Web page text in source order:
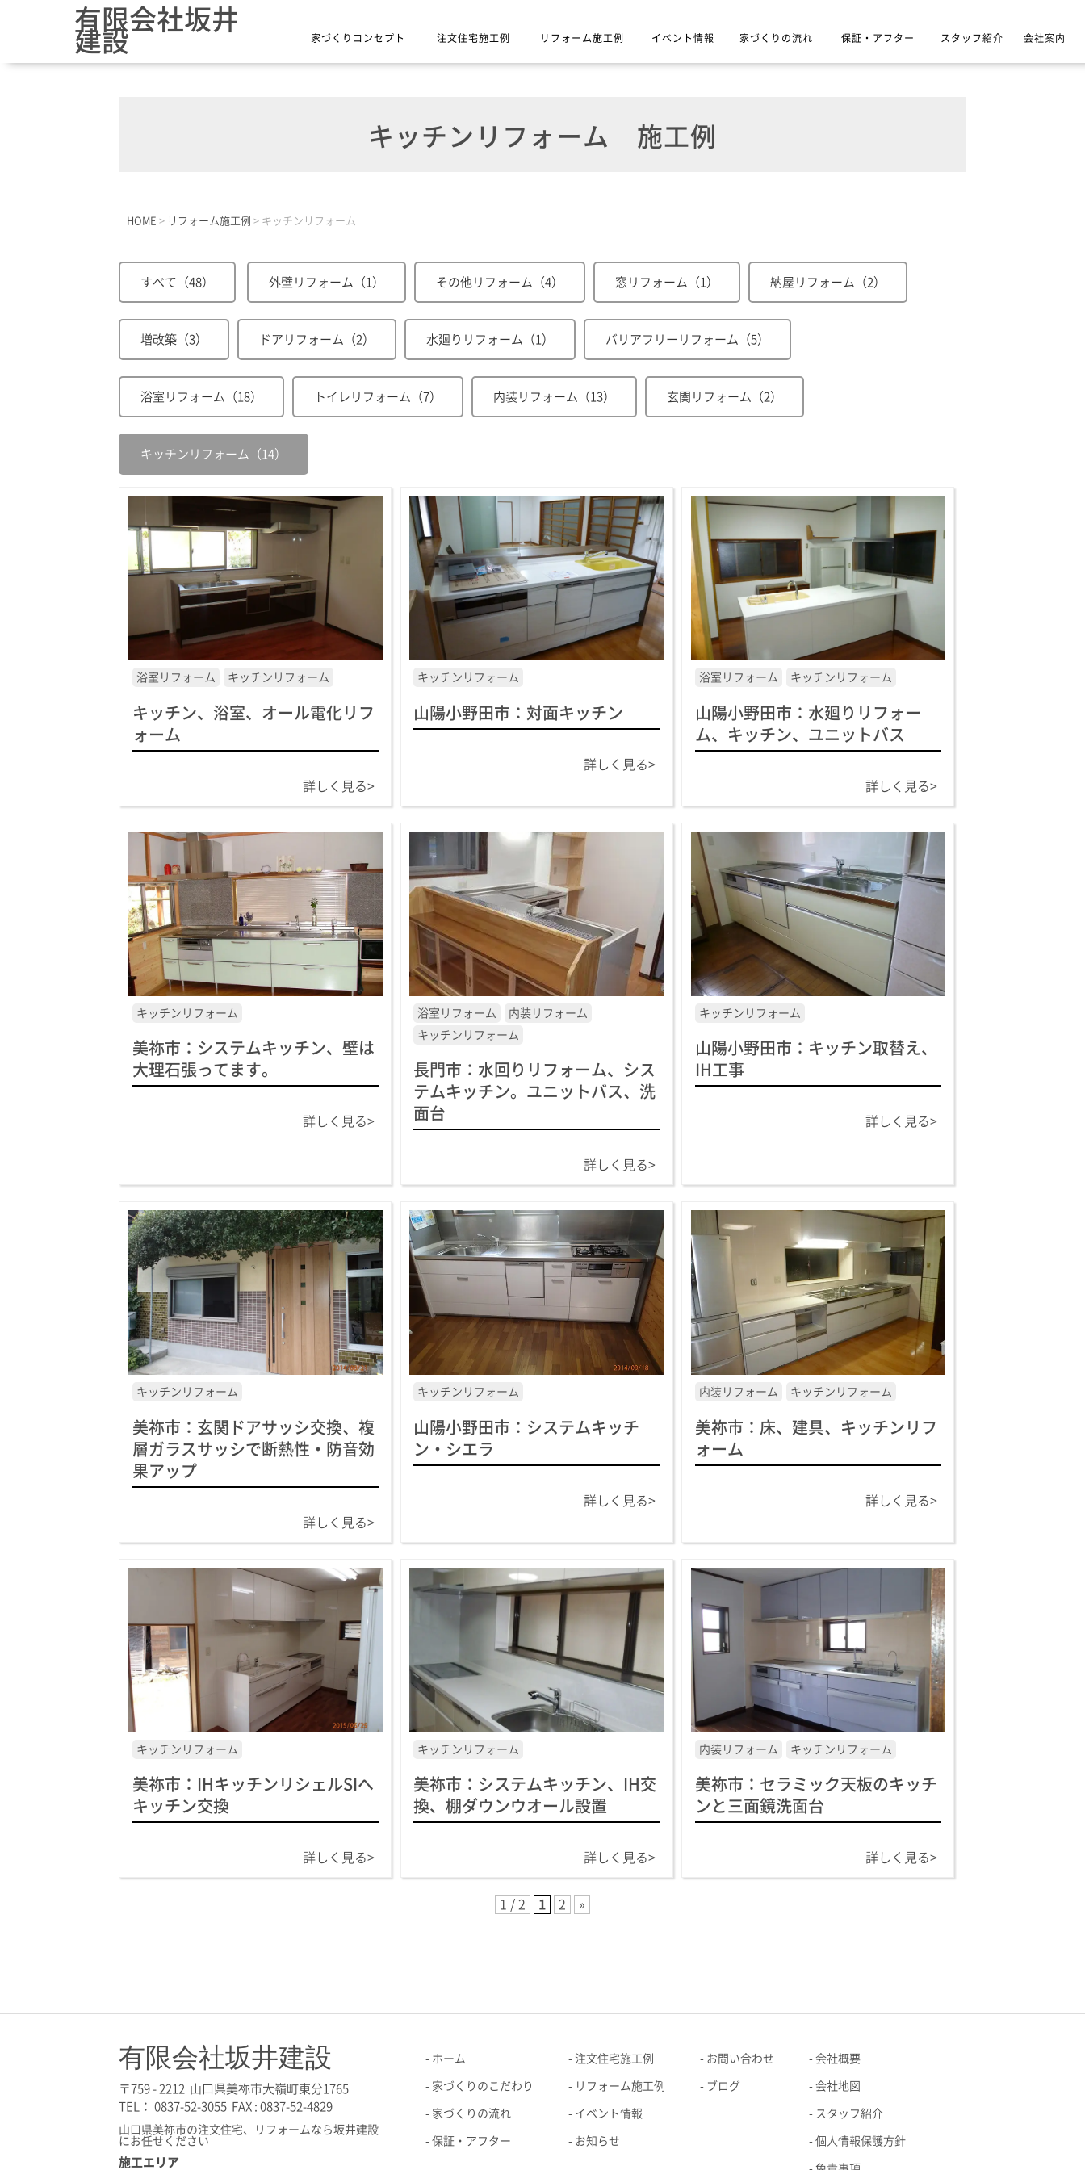
有限会社坂井
建設 家づくりコンセプト 注文住宅施工例 リフォーム施工例 イベント情報 家づくりの流れ 保証・アフター スタッフ紹介 会社案内
キッチンリフォーム 施工例
HOME > リフォーム施工例 > キッチンリフォーム
すべて（48） 外壁リフォーム（1） その他リフォーム（4） 窓リフォーム（1） 納屋リフォーム（2）
増改築（3） ドアリフォーム（2） 水廻りリフォーム（1） バリアフリーリフォーム（5）
浴室リフォーム（18） トイレリフォーム（7） 内装リフォーム（13） 玄関リフォーム（2）
キッチンリフォーム（14）
浴室リフォーム キッチンリフォーム
キッチン、浴室、オール電化リフ
ォーム
詳しく見る>
キッチンリフォーム
山陽小野田市：対面キッチン
詳しく見る>
浴室リフォーム キッチンリフォーム
山陽小野田市：水廻りリフォー
ム、キッチン、ユニットバス
詳しく見る>
キッチンリフォーム
美祢市：システムキッチン、壁は
大理石張ってます。
詳しく見る>
浴室リフォーム
内装リフォーム
キッチンリフォーム
長門市：水回りリフォーム、シス
テムキッチン。ユニットバス、洗
面台
詳しく見る>
キッチンリフォーム
山陽小野田市：キッチン取替え、
IH工事
詳しく見る>
キッチンリフォーム
美祢市：玄関ドアサッシ交換、複
層ガラスサッシで断熱性・防音効
果アップ
詳しく見る>
キッチンリフォーム
山陽小野田市：システムキッチ
ン・シエラ
詳しく見る>
内装リフォーム キッチンリフォーム
美祢市：床、建具、キッチンリフ
ォーム
詳しく見る>
キッチンリフォーム
美祢市：IHキッチンリシェルSIへ
キッチン交換
詳しく見る>
キッチンリフォーム
美祢市：システムキッチン、IH交
換、棚ダウンウオール設置
詳しく見る>
内装リフォーム キッチンリフォーム
美祢市：セラミック天板のキッチ
ンと三面鏡洗面台
詳しく見る>
1 / 2 1 2 »
ホーム
家づくりのこだわり
家づくりの流れ
保証・アフター
注文住宅施工例
リフォーム施工例
イベント情報
お知らせ
お問い合わせ
ブログ
会社概要
会社地図
スタッフ紹介
個人情報保護方針
有限会社坂井建設
〒759 - 2212 山口県美祢市大嶺町東分1765
TEL： 0837-52-3055 FAX : 0837-52-4829
山口県美祢市の注文住宅、リフォームなら坂井建設
にお任せください
施工エリア